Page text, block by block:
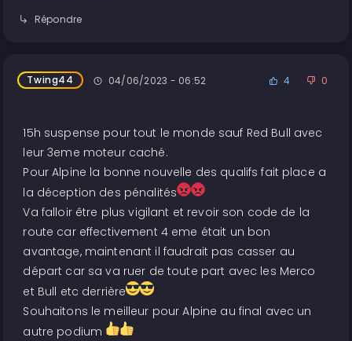
Répondre
Twing44 04/06/2023 - 06:52 4 0
15h suspense pour tout le monde sauf Red Bull avec
leur 3eme moteur caché.
Pour Alpine la bonne nouvelle des qualifs fait place a
la déception des pénalités
Va falloir être plus vigilant et revoir son code de la
route car effectivement 4 eme était un bon
avantage, maintenant il faudrait pas casser au
départ car sa va ruer de toute part avec les Merco
et Bull etc derrière
Souhaitons le meilleur pour Alpine au final avec un
autre podium